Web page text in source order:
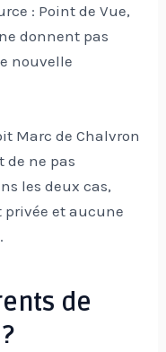
: Point de Vue,
donnent pas
nouvelle
Marc de Chalvron
de ne pas
les deux cas,
et aucune
de